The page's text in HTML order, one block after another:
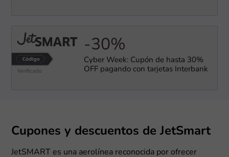
-30%
Cyber Week: Cupón de hasta 30%
OFF pagando con tarjetas Interbank
Cupones y descuentos de JetSmart
JetSMART es una aerolínea reconocida por ofrecer